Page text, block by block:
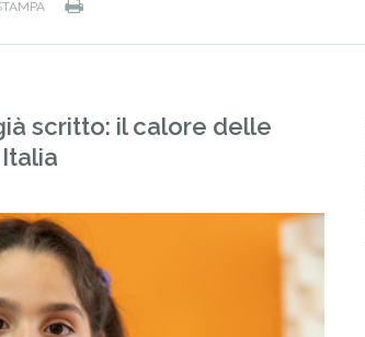
scritto: il calore delle